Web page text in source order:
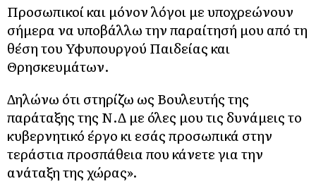
Προσωπικοί και μόνον λόγοι με υποχρεώνουν
σήμερα να υποβάλλω την παραίτησή μου από τη
θέση του Υφυπουργού Παιδείας και
Θρησκευμάτων.
Δηλώνω ότι στηρίζω ως Βουλευτής της
παράταξης της Ν.Δ με όλες μου τις δυνάμεις το
κυβερνητικό έργο κι εσάς προσωπικά στην
τεράστια προσπάθεια που κάνετε για την
ανάταξη της χώρας».